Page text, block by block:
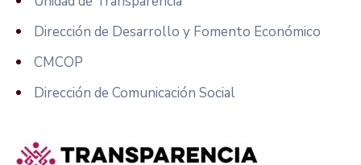
Dirección de Desarrollo y Fomento Económico
CMCOP
Dirección de Comunicación Social